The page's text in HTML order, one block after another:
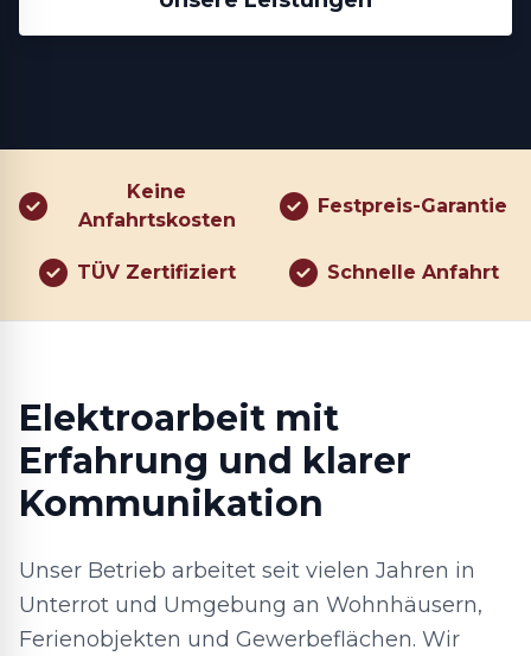
Keine
Anfahrtskosten
Festpreis-Garantie
TÜV Zertifiziert Schnelle Anfahrt
Elektroarbeit mit
Erfahrung und klarer
Kommunikation
Unser Betrieb arbeitet seit vielen Jahren in
Unterrot und Umgebung an Wohnhäusern,
Ferienobjekten und Gewerbeflächen. Wir